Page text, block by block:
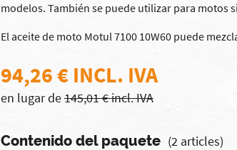
modelos. También se puede utilizar para motos
El aceite de moto Motul 7100 10W60 puede
94,26 € INCL. IVA
en lugar de145,01 € incl. IVA
Contenido del paquete (2 articles)